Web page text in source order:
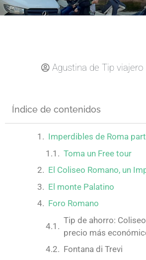
Agustina de Tip viajero
Índice de contenidos
Imperdibles de Roma
Toma un Free tour
El Coliseo Romano, un
El monte Palatino
Foro Romano
Tip de ahorro:
precio más
Fontana di Trevi